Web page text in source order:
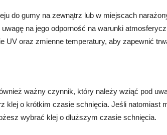
do gumy na zewnątrz lub w miejscach
na jego odporność na warunki
UV oraz zmienne temperatury, aby zapewnić
ważny czynnik, który należy wziąć pod
klej o krótkim czasie schnięcia. Jeśli natomiast
wybrać klej o dłuższym czasie schnięcia.